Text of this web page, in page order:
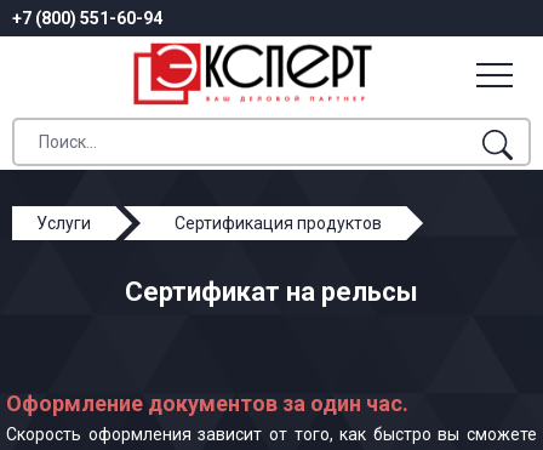
+7 (800) 551-60-94
Услуги
Сертификация продуктов
Сертификат на рельсы
Оформление документов за один час.
Скорость оформления зависит от того, как быстро вы сможете